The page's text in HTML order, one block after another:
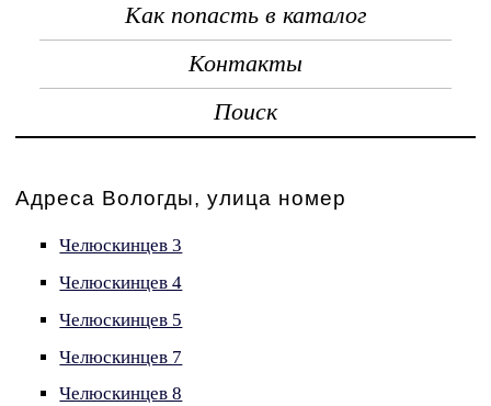
Как попасть в каталог
Контакты
Поиск
Адреса Вологды, улица номер
Челюскинцев 3
Челюскинцев 4
Челюскинцев 5
Челюскинцев 7
Челюскинцев 8